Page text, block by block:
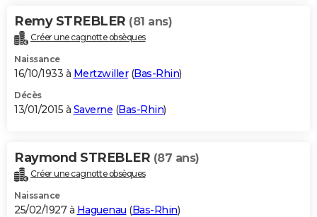
Remy STREBLER (81 ans)
Créer une cagnotte obsèques
Naissance
16/10/1933 à Mertzwiller(Bas-Rhin)
Décès
13/01/2015 à Saverne (Bas-Rhin)
Raymond STREBLER (87 ans)
Créer une cagnotte obsèques
Naissance
25/02/1927 à Haguenau (Bas-Rhin)